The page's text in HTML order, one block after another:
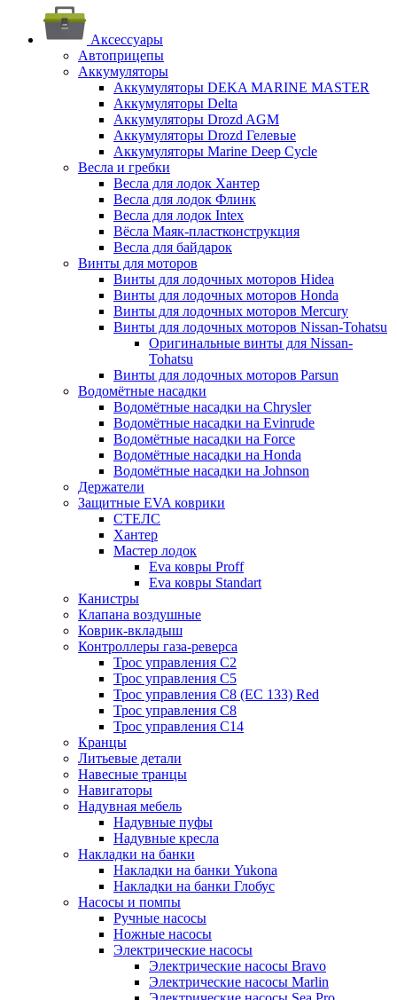
Аксессуары
Автоприцепы
Аккумуляторы
Аккумуляторы DEKA MARINE MASTER
Аккумуляторы Delta
Аккумуляторы Drozd AGM
Аккумуляторы Drozd Гелевые
Аккумуляторы Marine Deep Cycle
Весла и гребки
Весла для лодок Хантер
Весла для лодок Флинк
Весла для лодок Intex
Вёсла Маяк-пластконструкция
Весла для байдарок
Винты для моторов
Винты для лодочных моторов Hidea
Винты для лодочных моторов Honda
Винты для лодочных моторов Mercury
Винты для лодочных моторов Nissan-Tohatsu
Оригинальные винты для Nissan-
Tohatsu
Винты для лодочных моторов Parsun
Водомётные насадки
Водомётные насадки на Chrysler
Водомётные насадки на Evinrude
Водомётные насадки на Force
Водомётные насадки на Honda
Водомётные насадки на Johnson
Держатели
Защитные EVA коврики
СТЕЛС
Хантер
Мастер лодок
Eva ковры Proff
Eva ковры Standart
Канистры
Клапана воздушные
Коврик-вкладыш
Контроллеры газа-реверса
Трос управления C2
Трос управления C5
Трос управления C8 (ЕС 133) Red
Трос управления C8
Трос управления C14
Кранцы
Литьевые детали
Навесные транцы
Навигаторы
Надувная мебель
Надувные пуфы
Надувные кресла
Накладки на банки
Накладки на банки Yukona
Накладки на банки Глобус
Насосы и помпы
Ручные насосы
Ножные насосы
Электрические насосы
Электрические насосы Bravo
Электрические насосы Marlin